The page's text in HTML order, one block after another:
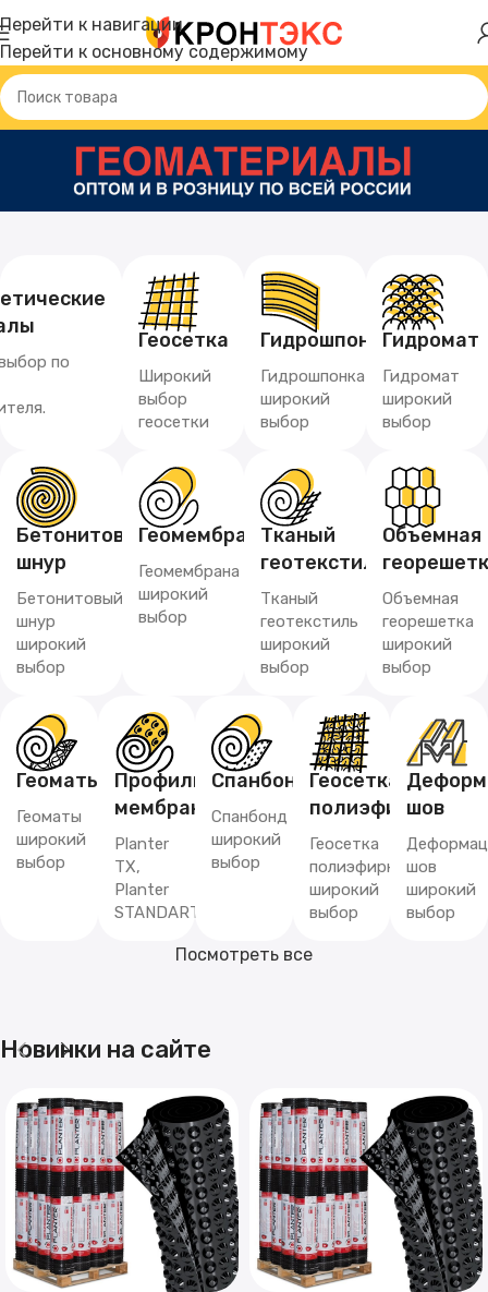
Перейти к навигации
Перейти к основному содержимому
по
Геосетка
Широкий
выбор
геосетки
Гидрошпонка
Гидрошпонка
широкий
выбор
Гидромат
Гидромат
широкий
выбор
Бетонитовый
шнур
Бетонитовый
шнур
широкий
выбор
Геомембрана
Геомембрана
широкий
выбор
Тканый
геотекстиль
Тканый
геотекстиль
широкий
выбор
Объемная
Объемная
георешетка
широкий
выбор
Геоматы
Геоматы
широкий
выбор
Профилированная
мембрана
Planter
TX,
Planter
STANDART
Спанбонд
Спанбонд
широкий
выбор
Геосетка
полиэфирная
Геосетка
полиэфирная
широкий
выбор
шов
шов
широкий
выбор
Посмотреть все
Новинки на сайте